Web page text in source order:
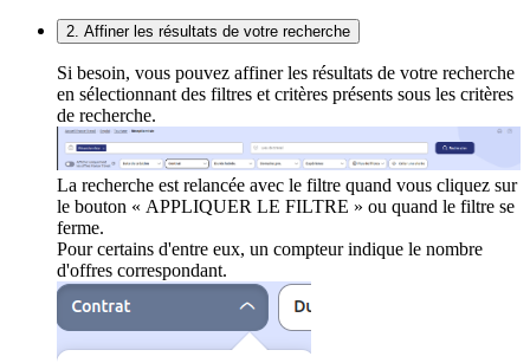
2. Affiner les résultats de votre recherche
Si besoin, vous pouvez affiner les résultats de votre recherche
en sélectionnant des filtres et critères présents sous les critères
de recherche.
La recherche est relancée avec le filtre quand vous cliquez sur
le bouton « APPLIQUER LE FILTRE » ou quand le filtre se
ferme.
Pour certains d'entre eux, un compteur indique le nombre
d'offres correspondant.